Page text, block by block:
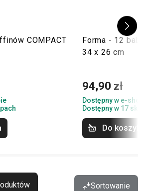
COMPACT
Forma - 12
34 x 26 cm
94,90 zł
Dostępny w e-
Dostępny w 17
Do koszyka
Sortowanie